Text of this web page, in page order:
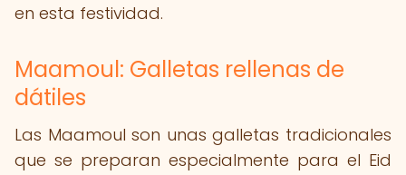
en esta festividad.
Maamoul: Galletas rellenas de
dátiles
Las Maamoul son unas galletas tradicionales
que se preparan especialmente para el Eid